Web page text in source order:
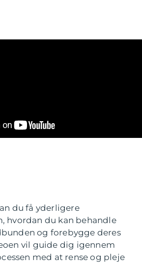
du få yderligere
hvordan du kan behandle
og forebygge deres
vil guide dig igennem
med at rense og pleje